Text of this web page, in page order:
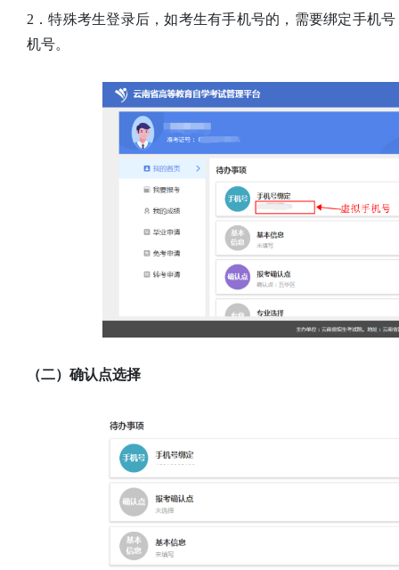
2．特殊考生登录后，如考生有手机号的，需要绑定手机
机号。
（二）确认点选择